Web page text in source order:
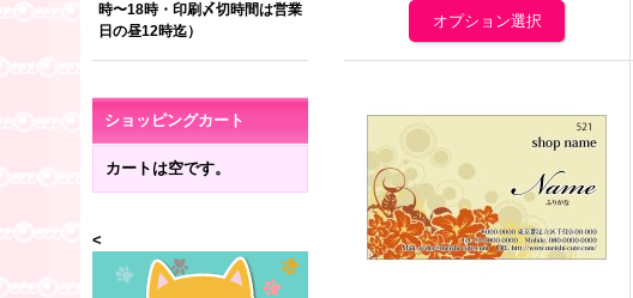
時〜18時・印刷〆切時間は営業
日の昼12時迄）
ショッピングカート
カートは空です。
<